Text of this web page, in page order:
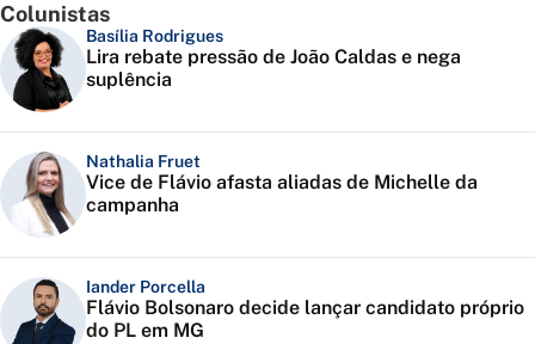
Colunistas
Basília Rodrigues
Lira rebate pressão de João Caldas e nega
suplência
Nathalia Fruet
Vice de Flávio afasta aliadas de Michelle da
campanha
Iander Porcella
Flávio Bolsonaro decide lançar candidato próprio
do PL em MG